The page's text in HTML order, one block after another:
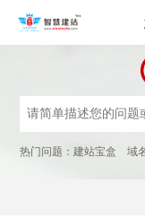
热门问题：建站宝盒 域